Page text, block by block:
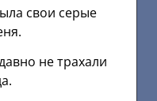
свои серые
не трахали